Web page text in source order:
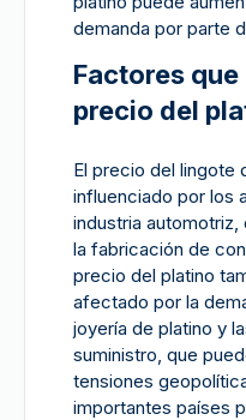
demanda por parte
Factores
precio del
El precio del lingote
influenciado por los
industria
la fabricación de
precio del platino
afectado por la
joyería de platino y
suministro, que
tensiones
importantes países